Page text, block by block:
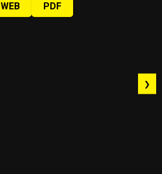
WEB PDF
❯